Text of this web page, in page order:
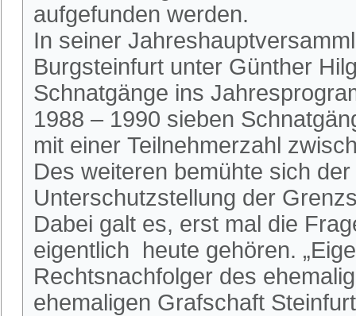
aufgefunden werden.
In seiner
Burgsteinfurt unter Günther
Schnatgänge ins
1988 – 1990 sieben
mit einer Teilnehmerzahl
Des weiteren bemühte sich
Unterschutzstellung der
Dabei galt es, erst mal die
eigentlich heute gehören.
Rechtsnachfolger des
ehemaligen Grafschaft